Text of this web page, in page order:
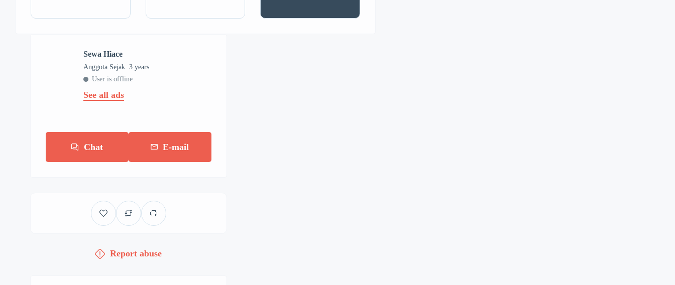
Sewa Hiace
Anggota Sejak: 3 years
User is offline
See all ads
Chat E-mail
Report abuse